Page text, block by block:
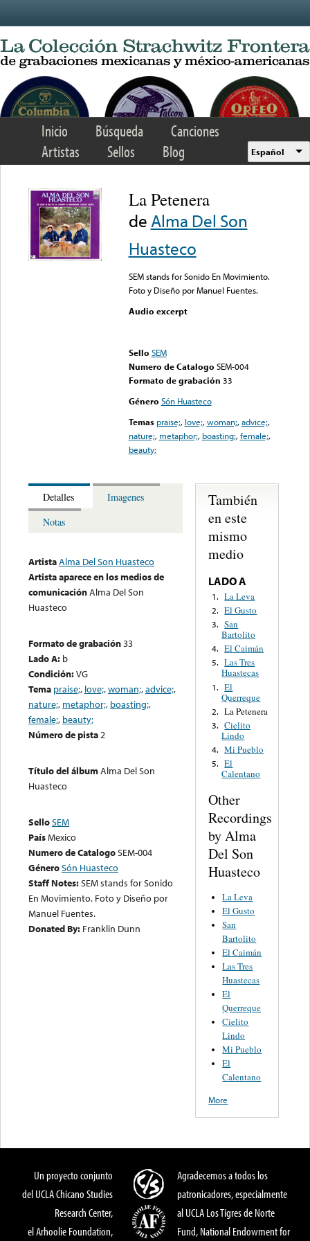
Inicio Búsqueda
Canciones
Artistas
Sellos Blog Español
La Petenera
de Alma Del Son
Huasteco
SEM stands for Sonido En Movimiento.
Foto y Diseño por Manuel Fuentes.
Audio excerpt
Sello SEM
Numero de Catalogo SEM-004
Formato de grabación 33
Género Són Huasteco
Temas praise;, love;,woman;,advice;,
nature;, metaphor;, boasting;,female;,
beauty;
Detalles
Imagenes
Notas
ArtistaAlma Del Son Huasteco
Artista aparece en los medios de
comunicaciónAlma Del Son
Huasteco
Formato de grabación33
Lado A: b
Condición:VG
Tema praise;, love;,woman;,advice;,
nature;, metaphor;, boasting;,
female;, beauty;
Número de pista2
Título del álbumAlma Del Son
Huasteco
SelloSEM
PaísMexico
Numero de CatalogoSEM-004
GéneroSón Huasteco
Staff Notes:SEM stands for Sonido
En Movimiento. Foto y Diseño por
Manuel Fuentes.
Donated By: Franklin Dunn
También
en este
mismo
medio
LADO A
1. La Leva
2. El Gusto
3. San
Bartolito
4. El Caimán
5. Las Tres
Huastecas
1. El
Querreque
2. La Petenera
3. Cielito
Lindo
4. Mi Pueblo
5. El
Calentano
Other
Recordings
by Alma
Del Son
Huasteco
La Leva
El Gusto
San
Bartolito
El Caimán
Las Tres
Huastecas
El
Querreque
Cielito
Lindo
Mi Pueblo
El
Calentano
More
Un proyecto conjunto
del UCLA Chicano Studies
Research Center,
el Arhoolie Foundation,
Agradecemos a todos los
patronicadores, especialmente
al UCLA Los Tigres de Norte
Fund, National Endowment for